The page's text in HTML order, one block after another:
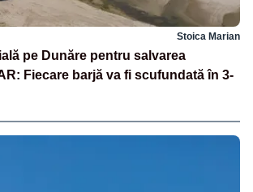
Stoica Marian
pe Dunăre pentru salvarea
Fiecare barjă va fi scufundată în 3-